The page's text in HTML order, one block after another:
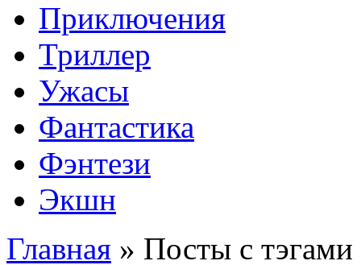
Приключения
Триллер
Ужасы
Фантастика
Фэнтези
Экшн
Главная » Посты с